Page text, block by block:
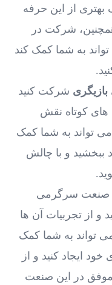
از این حرفه
شرکت در
به شما کمک کند
شرکت کنید
‌های کوتاه نقش
‌تواند به شما کمک
ببخشید و با چالش
صنعت سرگرمی
و از تجربیات آن ها
‌تواند به شما کمک
ایجاد کنید و از
موفق در این صنعت